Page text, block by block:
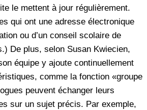
le mettent à jour régulièrement.
qui ont une adresse électronique
ou d’un conseil scolaire de
De plus, selon Susan Kwiecien,
équipe y ajoute continuellement
comme la fonction «groupe
peuvent échanger leurs
sur un sujet précis. Par exemple,